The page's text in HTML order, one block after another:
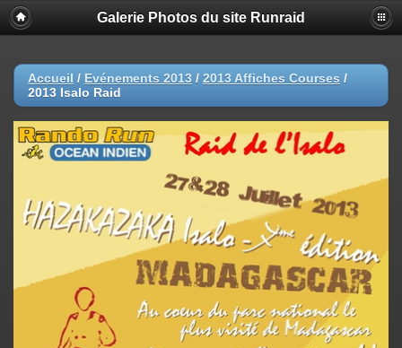
Galerie Photos du site Runraid
Accueil / Evénements 2013 / 2013 Affiches Courses /
2013 Isalo Raid